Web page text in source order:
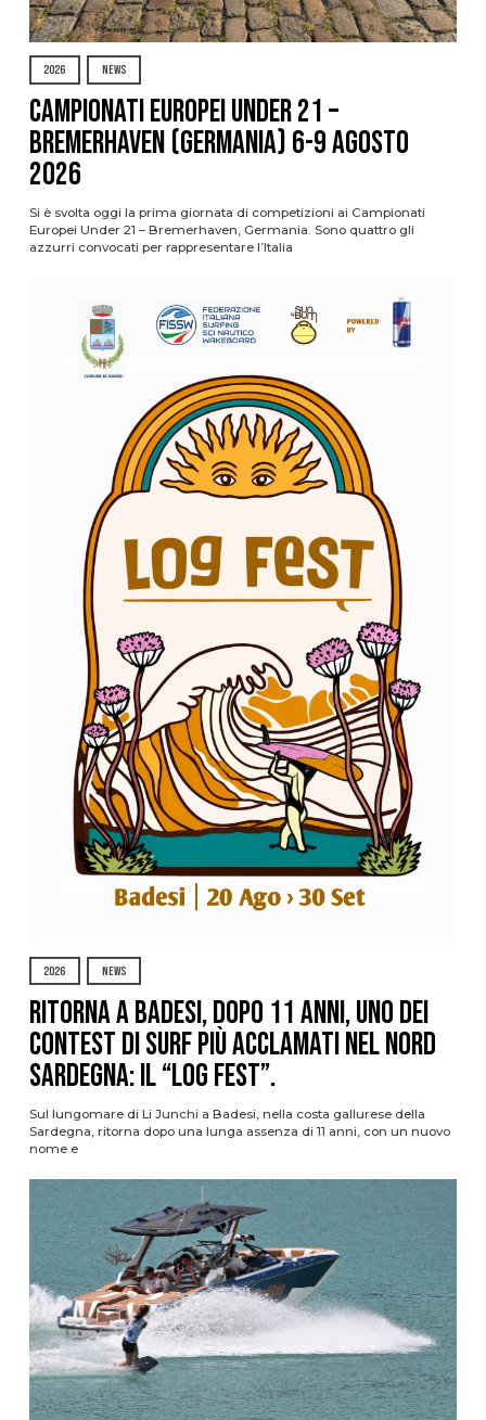
2026 NEWS
Campionati Europei Under 21 –
Bremerhaven (Germania) 6-9 agosto
2026
Si è svolta oggi la prima giornata di competizioni ai Campionati
Europei Under 21 – Bremerhaven, Germania. Sono quattro gli
azzurri convocati per rappresentare l’Italia
2026 NEWS
Ritorna a Badesi, dopo 11 anni, uno dei
contest di surf più acclamati nel nord
Sardegna: il “Log Fest”.
Sul lungomare di Li Junchi a Badesi, nella costa gallurese della
Sardegna, ritorna dopo una lunga assenza di 11 anni, con un nuovo
nome e